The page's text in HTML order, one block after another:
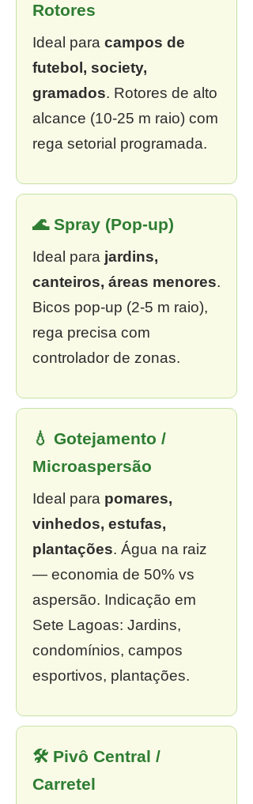
Rotores
Ideal para campos de
futebol, society,
gramados. Rotores de alto
alcance (10-25 m raio) com
rega setorial programada.
🌊 Spray (Pop-up)
Ideal para jardins,
canteiros, áreas menores.
Bicos pop-up (2-5 m raio),
rega precisa com
controlador de zonas.
💧 Gotejamento /
Microaspersão
Ideal para pomares,
vinhedos, estufas,
plantações. Água na raiz
— economia de 50% vs
aspersão. Indicação em
Sete Lagoas: Jardins,
condomínios, campos
esportivos, plantações.
🛠 Pivô Central /
Carretel